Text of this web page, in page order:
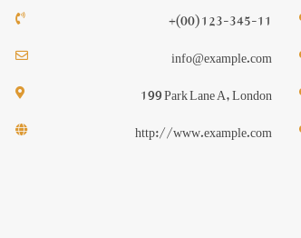
+(00) 123-345-11
info@example.com
199 Park Lane A, London
http://www.example.com